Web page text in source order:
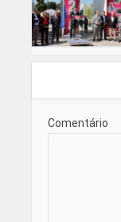
Comentário